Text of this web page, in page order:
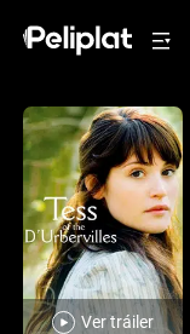
Ver tráiler